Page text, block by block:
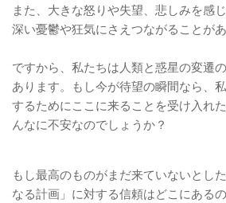
また、大きな怒りや失望、悲しみを感
深い憂鬱や狂気にさえつながることがあ
ですから、私たちは人類と惑星の変遷
あります。もし今が待望の瞬間なら、
するためにここに来ることを受け入れ
んなに不安なのでしょうか？
もし最高のものがまだ来ていないとし
なる計画」に対する信頼はどこにあるの